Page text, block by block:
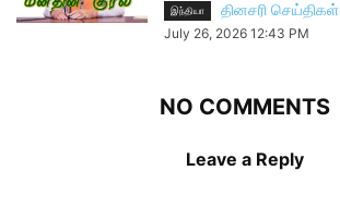
இந்தியா தினசரி செய்திகள்
July 26, 2026 12:43 PM
NO COMMENTS
Leave a Reply